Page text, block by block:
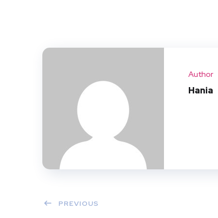
Author
Hania
PREVIOUS